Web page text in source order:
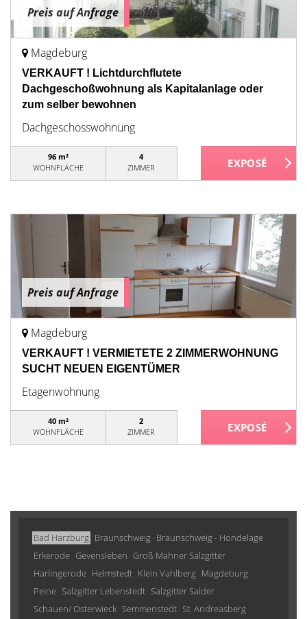
Preis auf Anfrage
Magdeburg
VERKAUFT ! Lichtdurchflutete
Dachgeschoßwohnung als Kapitalanlage oder
zum selber bewohnen
Dachgeschosswohnung
96 m²
WOHNFLÄCHE
4
ZIMMER
Preis auf Anfrage
Magdeburg
VERKAUFT ! VERMIETETE 2 ZIMMERWOHNUNG
SUCHT NEUEN EIGENTÜMER
Etagenwohnung
40 m²
WOHNFLÄCHE
2
ZIMMER
Bad Harzburg Braunschweig Braunschweig - Hondelage
Erkerode Gevensleben Groß Mahner Salzgitter
Harlingerode Helmstedt Klein Vahlberg Magdeburg
Peine Salzgitter Lebenstedt Salzgitter Salder
Schauen/ Osterwieck Semmenstedt St. Andreasberg